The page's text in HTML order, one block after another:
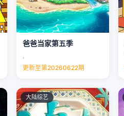
爸爸当家第五季
.
更新至第20260622期
大陆综艺